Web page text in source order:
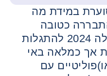
סוערת במידת מה
כטובה
בהרבה מהצפוי, מתחילה 2024 להתגלות
אך כמלאה באי
עם